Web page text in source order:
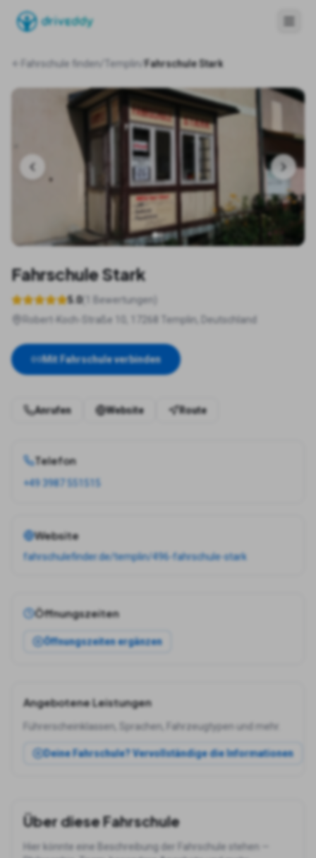
Fahrschule finden Templin Fahrschule Stark
Fahrschule Stark
5.0(
Bewertungen)
Robert-Koch-Straße 10, 17268 Templin, Deutschland
Mit Fahrschule verbinden
Anrufen Website Route
Telefon
+49 3987 551515
Website
fahrschulefinder.de/templin/496-fahrschule-stark
Öffnungszeiten
Öffnungszeiten ergänzen
Angebotene Leistungen
Führerscheinklassen, Sprachen, Fahrzeugtypen und mehr.
Deine Fahrschule? Vervollständige die Informationen
Über diese Fahrschule
Hier könnte eine Beschreibung der Fahrschule stehen —